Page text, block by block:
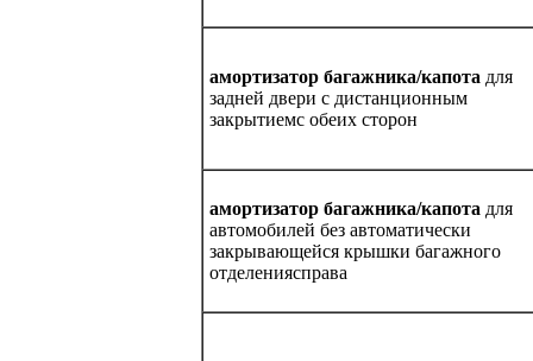
амортизатор багажника/капота для
задней двери с дистанционным
закрытиемс обеих сторон
амортизатор багажника/капота для
автомобилей без автоматически
закрывающейся крышки багажного
отделениясправа